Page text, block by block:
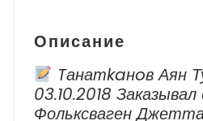
Описание
Tанатkaнoв Аян
03.10.2018 Заказывал
Фольксваген